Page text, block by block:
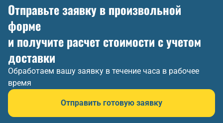
Отправьте заявку в произвольной
форме
и получите расчет стоимости с учетом
доставки
Обработаем вашу заявку в течение часа в рабочее
время
Отправить готовую заявку